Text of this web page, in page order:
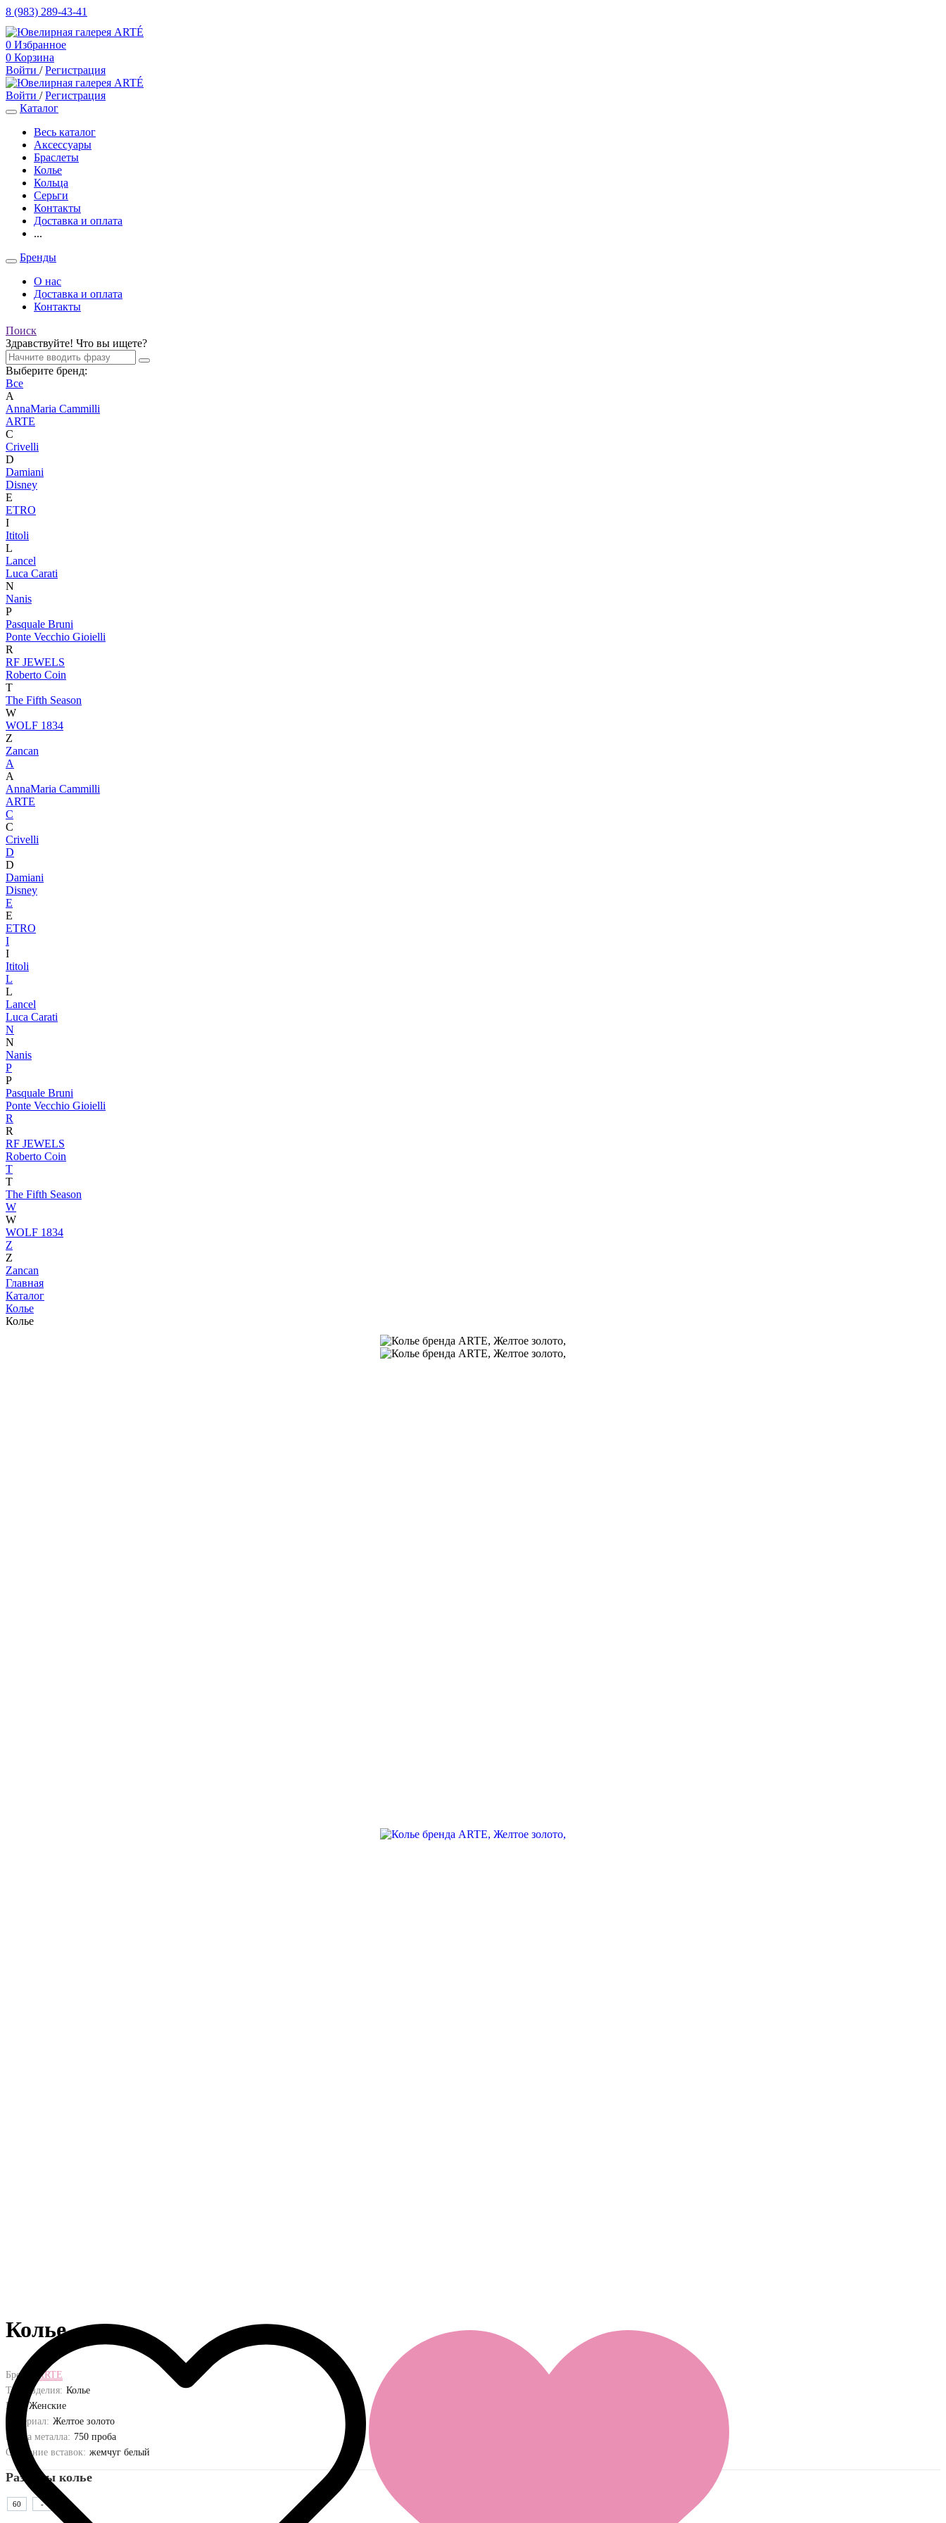
8 (983) 289-43-41
0 Избранное
0 Корзина
Войти / Регистрация
Войти / Регистрация
Каталог
Весь каталог
Аксессуары
Браслеты
Колье
Кольца
Серьги
Контакты
Доставка и оплата
...
Бренды
О нас
Доставка и оплата
Контакты
Поиск
Здравствуйте! Что вы ищете?
Выберите бренд:
Все
A
AnnaMaria Cammilli
ARTE
C
Crivelli
D
Damiani
Disney
E
ETRO
I
Ititoli
L
Lancel
Luca Carati
N
Nanis
P
Pasquale Bruni
Ponte Vecchio Gioielli
R
RF JEWELS
Roberto Coin
T
The Fifth Season
W
WOLF 1834
Z
Zancan
A
A
AnnaMaria Cammilli
ARTE
C
C
Crivelli
D
D
Damiani
Disney
E
E
ETRO
I
I
Ititoli
L
L
Lancel
Luca Carati
N
N
Nanis
P
P
Pasquale Bruni
Ponte Vecchio Gioielli
R
R
RF JEWELS
Roberto Coin
T
T
The Fifth Season
W
W
WOLF 1834
Z
Z
Zancan
Главная
Каталог
Колье
Колье
Колье
Бренд:
ARTE
Тип изделия: Колье
Пол:
Женские
Материал: Желтое золото
Проба металла: 750 проба
Описание вставок: жемчуг белый
Размеры колье
60 -